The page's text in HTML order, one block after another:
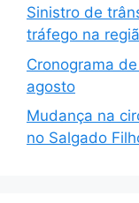
Sinistro de
tráfego na
Cronograma
agosto
Mudança na
no Salgado